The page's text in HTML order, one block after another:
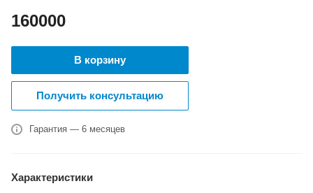
160000
В корзину
Получить консультацию
Гарантия — 6 месяцев
Характеристики